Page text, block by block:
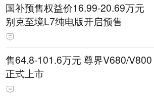
国补预售权益价16.99-20.69万元
别克至境L7纯电版开启预售
售64.8-101.6万元 尊界V680/V800
正式上市